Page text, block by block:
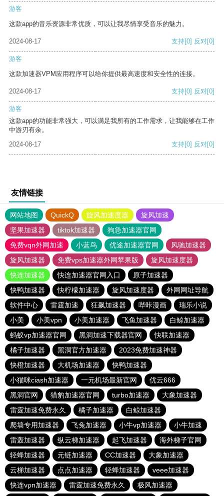
游客
这款app的音乐资源非常优质，可以让我尽情享受音乐的魅力。
2024-08-17 支持[0] 反对[0]
游客
这款加速器VPM应用程序可以给你提供最高速度和安全性的连接。
2024-08-17 支持[0] 反对[0]
游客
这款app的功能非常强大，可以满足我所有的工作需求，让我能够在工作
中游刃有余。
2024-08-17
支持[0] 反对[0]
友情链接
网站地图 QuickQ 旋风加速度器
旋风加速
坚果加速器
tiktok加速器
狗急加速器官网
免费vqn外网加速
小蓝鸟 优途加速器官网
风驰加速器
旋风加速器
免费vps加速器外网苹果版
旋风加速度器
快连加速器
快连加速器官网入口
原子加速器
快鸭加速器
快柠檬加速器 旋风加速度器
外网网址导航
软件中心
雷霆加速 狂飙加速器 哔咔漫画
瑞乐小说
小美
小美vpn 小美加速器 飞鱼加速器
白鲸加速器
蚂蚁vp加速器官网
黑洞加速下载器官网
快联加速器
橘子加速器
黑洞官方加速器
2023免费加速神器
快橙加速器
大机场加速器
快鸭加速器
小猫咪ciash加速器
一元机场最新官网
优云666
黑洞官网
猎豹加速器官网 turbo加速器
大象加速器
雷霆加速免费永久
橘子加速器
白鲸加速器
爬墙专用加速器
飞兔加速器 小牛vp加速器
小牛加速
雷轰加速器
纵云梯加速器 起飞加速器
海外梯子官网
轻蜂加速器
元链加速器 CC加速器
大象加速器
云梯加速器
点点加速器 轻蜂加速器
veee加速器
快连vρn加速器
雷霆加速免费永久 极风加速器